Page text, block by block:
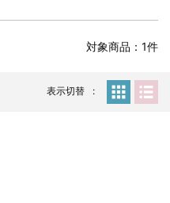
スボン公演 FHD 完全収録！
ROCK AM RING 公演 FHD 完
英国シェフィールド公演 完
公演 FHD 完全収録！
対象商品：1件
表示切替